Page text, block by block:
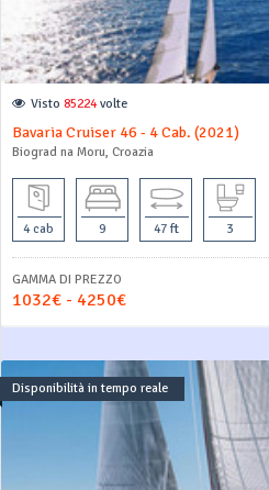
Visto 85224volte
Bavaria Cruiser 46 - 4 Cab. (2021)
Biograd na Moru, Croazia
4 cab 9 47 ft 3
GAMMA DI PREZZO
1032€ - 4250€
Disponibilità in tempo reale